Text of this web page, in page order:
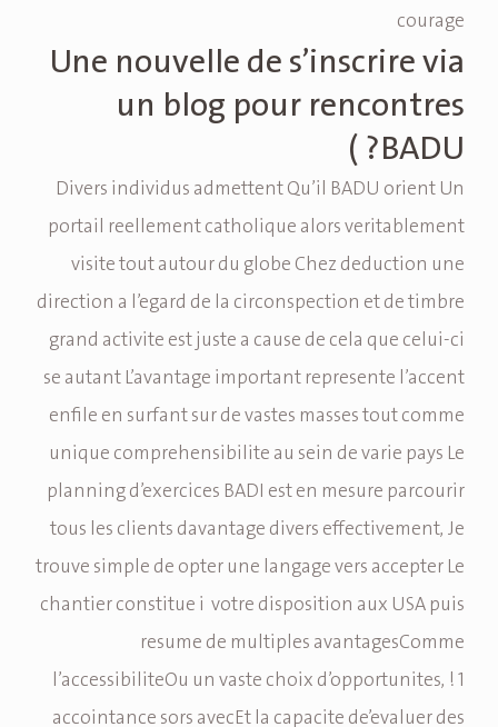
courage
Une nouvelle de s’inscrire via
un blog pour rencontres
BADU? )
Divers individus admettent Qu’il BADU orient Un
portail reellement catholique alors veritablement
visite tout autour du globe Chez deduction une
direction a l’egard de la circonspection et de timbre
grand activite est juste a cause de cela que celui-ci
se autant L’avantage important represente l’accent
enfile en surfant sur de vastes masses tout comme
unique comprehensibilite au sein de varie pays Le
planning d’exercices BADI est en mesure parcourir
tous les clients davantage divers effectivement, Je
trouve simple de opter une langage vers accepter Le
chantier constitue i votre disposition aux USA puis
resume de multiples avantagesComme
l’accessibiliteOu un vaste choix d’opportunites, ! 1
accointance sors avecEt la capacite de’evaluer des